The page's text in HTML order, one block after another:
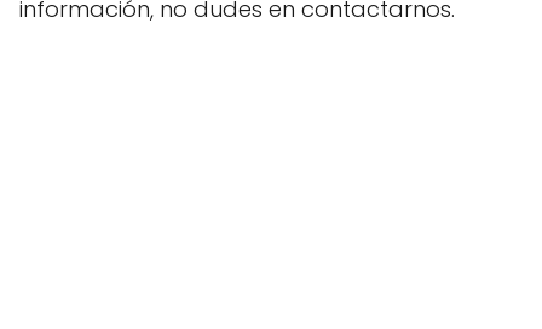
información, no dudes en contactarnos.